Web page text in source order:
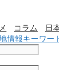
コラム 日
情報キーワー